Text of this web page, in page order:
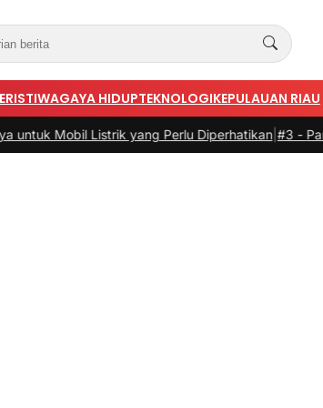
GAYA HIDUPTEKNOLOGIKEPULAUAN RIAU
Listrik yang Perlu Diperhatikan|#3 -Panduan